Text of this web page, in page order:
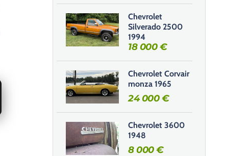
Chevrolet
Silverado 2500
1994
18 000€
Chevrolet Corvair
monza 1965
24 000€
Chevrolet 3600
1948
8 000€